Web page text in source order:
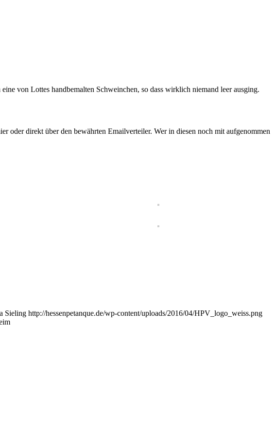
von Lottes handbemalten Schweinchen, so dass wirklich niemand leer ausging.
oder direkt über den bewährten Emailverteiler. Wer in diesen noch mit aufgenommen
Sieling http://hessenpetanque.de/wp-content/uploads/2016/04/HPV_logo_weiss.png